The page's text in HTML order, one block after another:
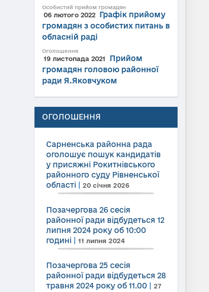
Особистий прийом громадян
06 лютого 2022
Графік прийому
громадян з особистих питань в
обласній раді
Оголошення
19 листопада 2021
Прийом
громадян головою районної
ради Я.Яковчуком
ОГОЛОШЕННЯ
Сарненська районна рада
оголошує пошук кандидатів
у присяжні Рокитнівського
районного суду Рівненської
області| 20 січня 2026
Позачергова 26 сесія
районної ради відбудеться 12
липня 2024 року об 10:00
годині| 11 липня 2024
Позачергова 25 сесія
районної ради відбудеться 28
травня 2024 року об 11.00
27